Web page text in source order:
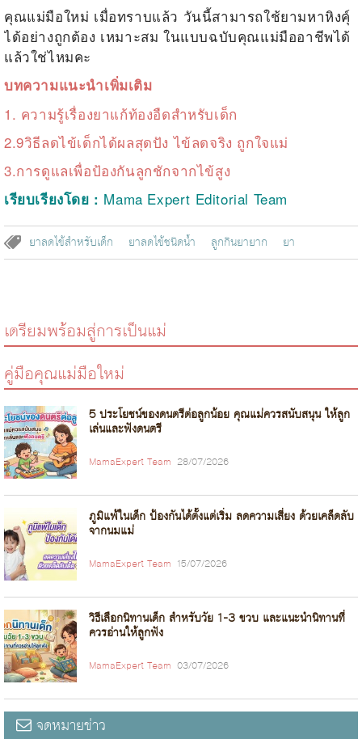
คุณแม่มือใหม่ เมื่อทราบแล้ว วันนี้สามารถใช้ยามหาหิงคุ์
ได้อย่างถูกต้อง เหมาะสม ในแบบฉบับคุณแม่มืออาชีพได้
แล้วใช่ไหมคะ
บทความแนะนำเพิ่มเติม
1. ความรู้เรื่องยาแก้ท้องอืดสำหรับเด็ก
2.9วิธีลดไข้เด็กได้ผลสุดปัง ไข้ลดจริง ถูกใจแม่
3.การดูแลเพื่อป้องกันลูกชักจากไข้สูง
เรียบเรียงโดย : Mama Expert Editorial Team
ยาลดไข้สำหรับเด็ก ยาลดไข้ชนิดน้ำ ลูกกินยายาก ยา
เตรียมพร้อมสู่การเป็นแม่
คู่มือคุณแม่มือใหม่
5 ประโยชน์ของดนตรีต่อลูกน้อย คุณแม่ควรสนับสนุน ให้ลูก
เล่นและฟังดนตรี
MamaExpert Team 28/07/2026
ภูมิแพ้ในเด็ก ป้องกันได้ตั้งแต่เริ่ม ลดความเสี่ยง ด้วยเคล็ดลับ
จากนมแม่
MamaExpert Team 15/07/2026
วิธีเลือกนิทานเด็ก สำหรับวัย 1-3 ขวบ และแนะนำนิทานที่
ควรอ่านให้ลูกฟัง
MamaExpert Team 03/07/2026
จดหมายข่าว